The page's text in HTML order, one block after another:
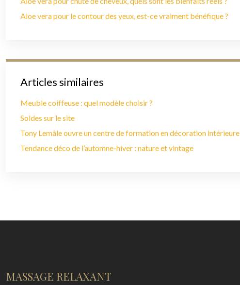
Aloe vera pour le contour des yeux, est-ce vraiment bénéfique ?
Articles similaires
Meuble coiffeuse : quel modèle choisir ?
Soldes sur le site
Tony Lemâle ouvre un centre de formation en décoration intérieure
Tendance déco de l’automne-hiver : nature et vintage
MASSAGE RELAXANT